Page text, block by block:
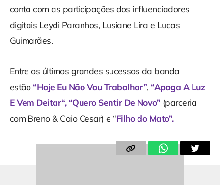
conta com as participações dos influenciadores
digitais Leydi Paranhos, Lusiane Lira e Lucas
Guimarães.
Entre os últimos grandes sucessos da banda
estão “Hoje Eu Não Vou Trabalhar”, “Apaga A Luz
E Vem Deitar“, “Quero Sentir De Novo” (parceria
com Breno & Caio Cesar) e “Filho do Mato”.